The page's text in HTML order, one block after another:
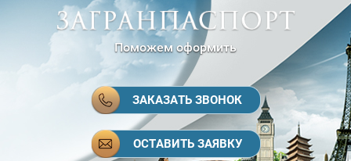
Поможем оформить
ЗАКАЗАТЬ ЗВОНОК
ОСТАВИТЬ ЗАЯВКУ